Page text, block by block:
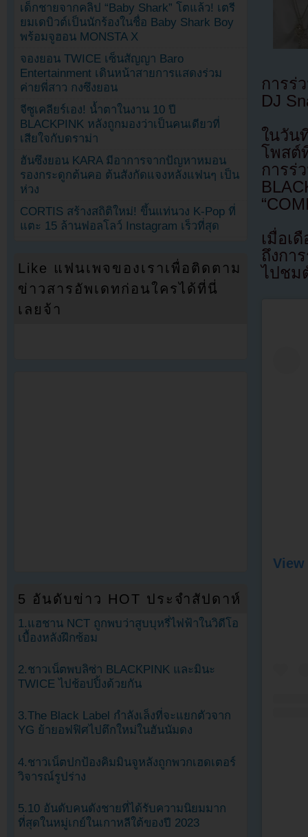
การร่
DJ
ในวัน
โพสต์
การ
เมื่อเ
ถึงกา
ไปชม
เด็กชายจากคลิป “Baby Shark” โตแล้ว! เตรี
ยมเดบิวต์เป็นนักร้องในชื่อ Baby Shark Boy
พร้อมจูฮอน MONSTA X
จองยอน TWICE เซ็นสัญญา Baro
Entertainment เดินหน้าสายการแสดงร่วม
ค่ายพี่สาว กงซึงยอน
จีซูเคลียร์เอง! น้ำตาในงาน 10 ปี
BLACKPINK หลังถูกมองว่าเป็นคนเดียวที่
เสียใจกับดราม่า
ฮันซึงยอน KARA มีอาการจากปัญหาหมอน
รองกระดูกต้นคอ ต้นสังกัดแจงหลังแฟนๆ เป็น
ห่วง
CORTIS สร้างสถิติใหม่! ขึ้นแท่นวง K-Pop ที่
แตะ 15 ล้านฟอลโลว์ Instagram เร็วที่สุด
Like แฟนเพจของเราเพื่อติดตาม
ข่าวสารอัพเดทก่อนใครได้ที่นี่
เลยจ้า
5 อันดับข่าว HOT ประจำสัปดาห์
1.แฮชาน NCT ถูกพบว่าสูบบุหรี่ไฟฟ้าในวิดีโอ
เบื้องหลังฝึกซ้อม
2.ชาวเน็ตพบลิซ่า BLACKPINK และมินะ
TWICE ไปช้อปปิ้งด้วยกัน
3.The Black Label กำลังเล็งที่จะแยกตัวจาก
YG ย้ายอฟฟิศไปตึกใหม่ในฮันนัมดง
4.ชาวเน็ตปกป้องคิมมินจูหลังถูกพวกเฮดเตอร์
วิจารณ์รูปร่าง
5.10 อันดับคนดังชายที่ได้รับความนิยมมาก
ที่สุดในหมู่เกย์ในเกาหลีใต้ของปี 2023